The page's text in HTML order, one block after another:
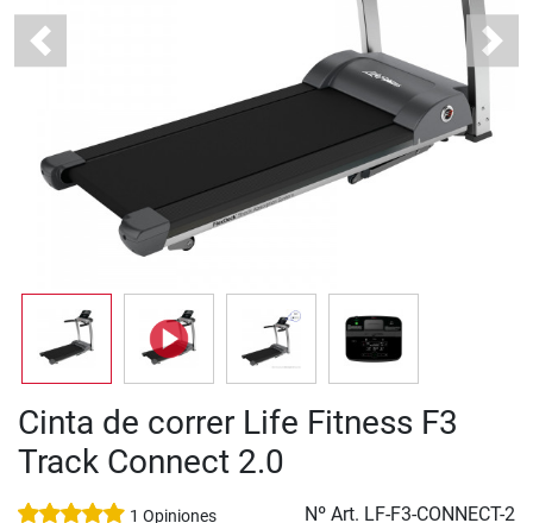
Previous Next
Cinta de correr Life Fitness F3
Track Connect 2.0
1 Opiniones Nº Art. LF-F3-CONNECT-2